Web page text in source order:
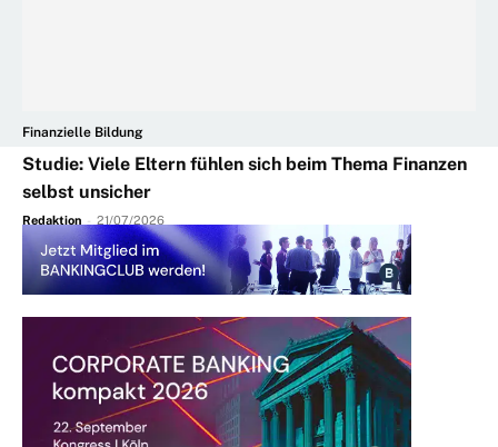
Finanzielle Bildung
Studie: Viele Eltern fühlen sich beim Thema Finanzen
selbst unsicher
Redaktion - 21/07/2026